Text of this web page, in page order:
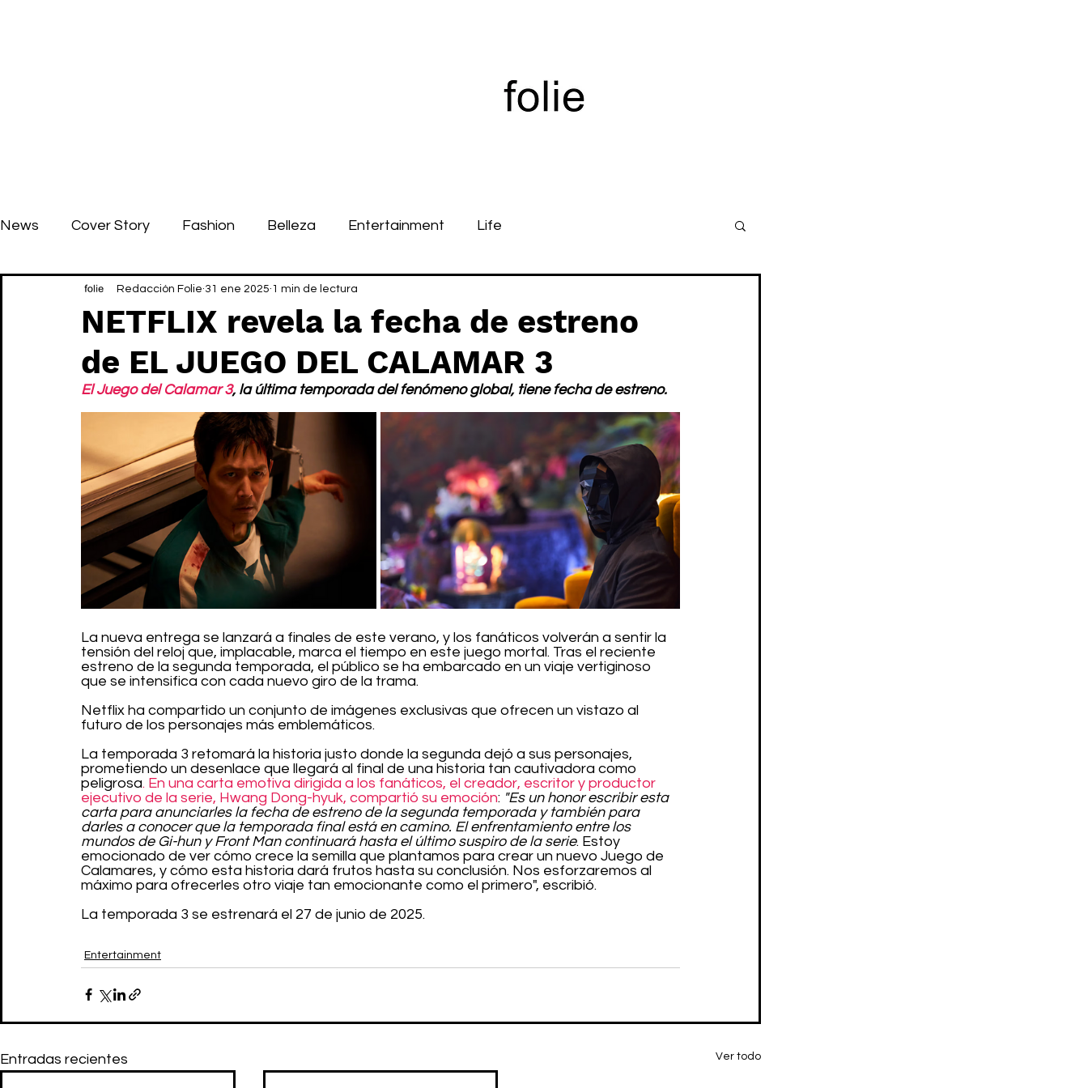
News Cover Story Fashion Belleza Entertainment Life
NETFLIX revela la fecha de estreno
de EL JUEGO DEL CALAMAR 3
Redacción Folie 31 ene 2025 1 min de lectura
El Juego del Calamar 3, la última temporada del fenómeno global, tiene fecha de estreno.
La nueva entrega se lanzará a finales de este verano, y los fanáticos volverán a sentir la
tensión del reloj que, implacable, marca el tiempo en este juego mortal. Tras el reciente
estreno de la segunda temporada, el público se ha embarcado en un viaje vertiginoso
que se intensifica con cada nuevo giro de la trama.
Netflix ha compartido un conjunto de imágenes exclusivas que ofrecen un vistazo al
futuro de los personajes más emblemáticos.
La temporada 3 retomará la historia justo donde la segunda dejó a sus personajes,
prometiendo un desenlace que llegará al final de una historia tan cautivadora como
peligrosa. En una carta emotiva dirigida a los fanáticos, el creador, escritor y productor
ejecutivo de la serie, Hwang Dong-hyuk, compartió su emoción: "Es un honor escribir esta
carta para anunciarles la fecha de estreno de la segunda temporada y también para
darles a conocer que la temporada final está en camino. El enfrentamiento entre los
mundos de Gi-hun y Front Man continuará hasta el último suspiro de la serie. Estoy
emocionado de ver cómo crece la semilla que plantamos para crear un nuevo Juego de
Calamares, y cómo esta historia dará frutos hasta su conclusión. Nos esforzaremos al
máximo para ofrecerles otro viaje tan emocionante como el primero", escribió.
La temporada 3 se estrenará el 27 de junio de 2025.
Entertainment
Entradas recientes Ver todo